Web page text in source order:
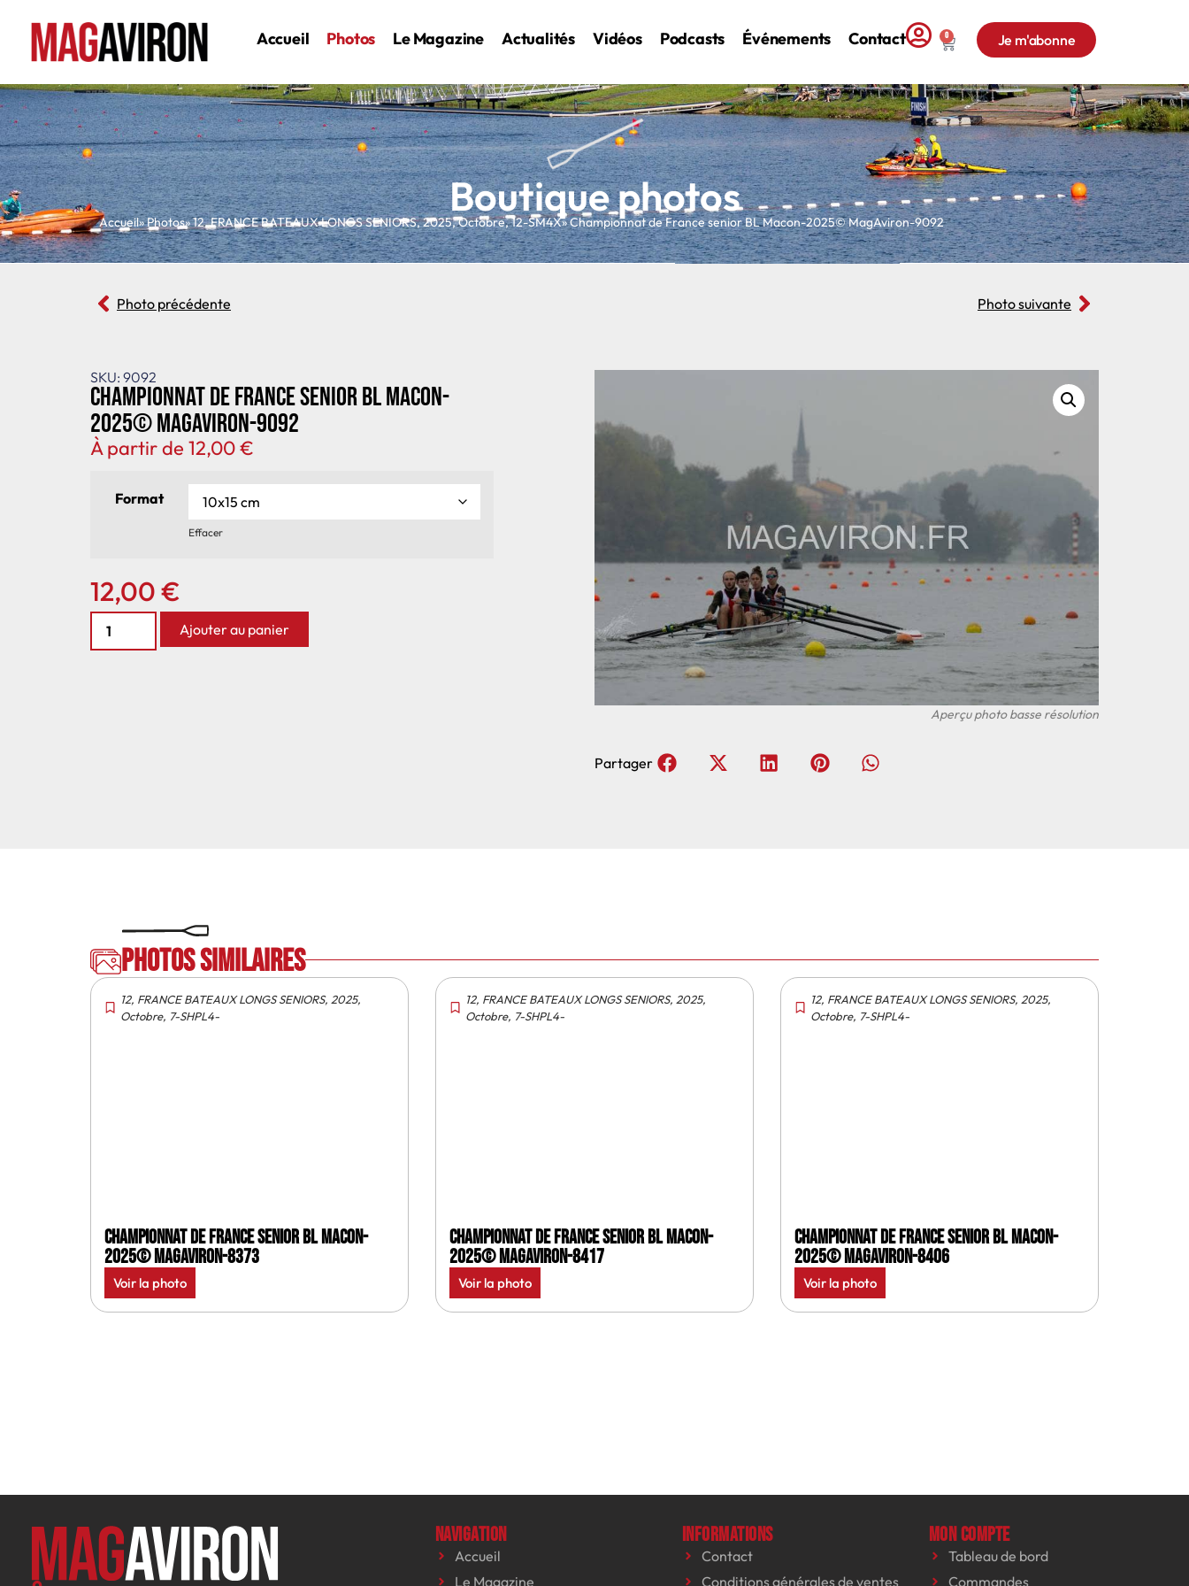
Accueil Photos Le Magazine Actualités Vidéos Podcasts Événements Contact 0 Je m'abonne
Boutique photos
Accueil» Photos»12,FRANCE BATEAUX LONGS SENIORS,2025,Octobre,12-SM4X» Championnat de France senior BL Macon-2025© MagAviron-9092
Photo précédente Photo suivante
SKU: 9092
Championnat de France senior BL Macon-
2025© MagAviron-9092
À partir de 12,00€
Format
Effacer
12,00€
Ajouter au panier
Partager
Photos similaires
12, FRANCE BATEAUX LONGS SENIORS, 2025,
Octobre, 7-SHPL4-
Championnat de France senior BL Macon-
2025© MagAviron-8373
Voir la photo
12, FRANCE BATEAUX LONGS SENIORS, 2025,
Octobre, 7-SHPL4-
Championnat de France senior BL Macon-
2025© MagAviron-8417
Voir la photo
12, FRANCE BATEAUX LONGS SENIORS, 2025,
Octobre, 7-SHPL4-
Championnat de France senior BL Macon-
2025© MagAviron-8406
Voir la photo
Navigation
Accueil
Le Magazine
Informations
Contact
Conditions générales de ventes
Mon compte
Tableau de bord
Commandes